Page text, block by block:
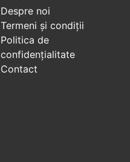
Despre noi
Termeni și condiții
Politica de
confidenţialitate
Contact